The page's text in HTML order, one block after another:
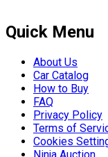
Quick Menu
About Us
Car Catalog
How to Buy
FAQ
Privacy Policy
Terms of
Cookies